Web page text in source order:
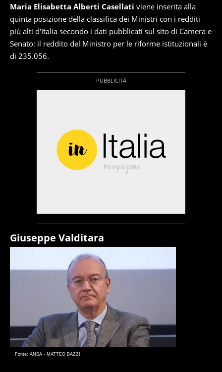
Maria Elisabetta Alberti Casellati viene inserita alla
quinta posizione della classifica dei Ministri con i redditi
più alti d'Italia secondo i dati pubblicati sul sito di Camera e
Senato: il reddito del Ministro per le riforme istituzionali è
di 235.056.
Giuseppe Valditara
Fonte: ANSA - MATTEO BAZZI